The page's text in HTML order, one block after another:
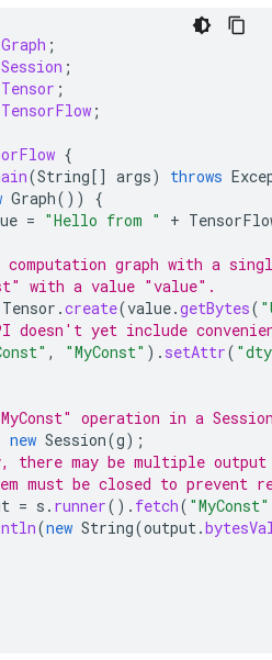
;
;
;
;
{
(String[] args) throws
Graph())
{
= "Hello from " +
graph with a
with a value "value".
Tensor .create(value.getBytes(
doesn't yet include
, "MyConst" ). setAttr(
operation in a
new Session(g);
there may be multiple
must be closed to prevent
= s . runner(). fetch( "MyConst"
(new String(output.